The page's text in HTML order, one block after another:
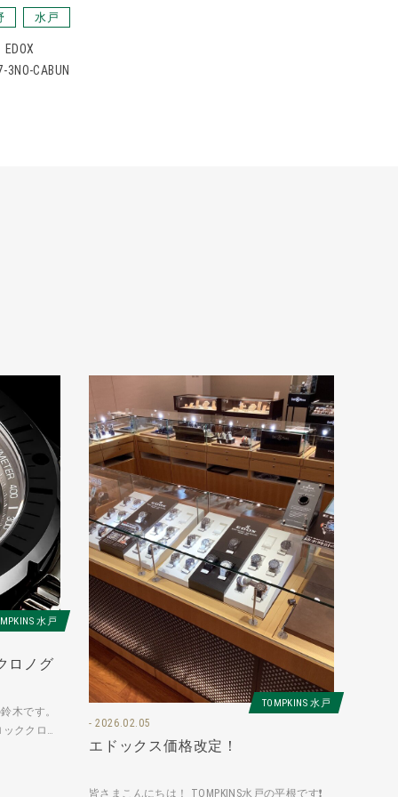
水戸
EDOX
3NO-CABUN
水戸
ロノグ
木です。
ククロノ
TOMPKINS 水戸
2026.02.05
エドックス価格改定！
皆さまこんにちは！ TOMPKINS水戸の平根です❗️